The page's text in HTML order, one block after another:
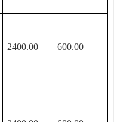
2400.00 600.00